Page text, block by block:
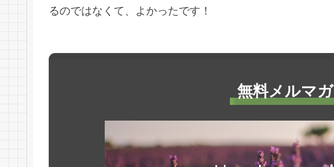
るのではなくて、よかったです！
無料メルマガ